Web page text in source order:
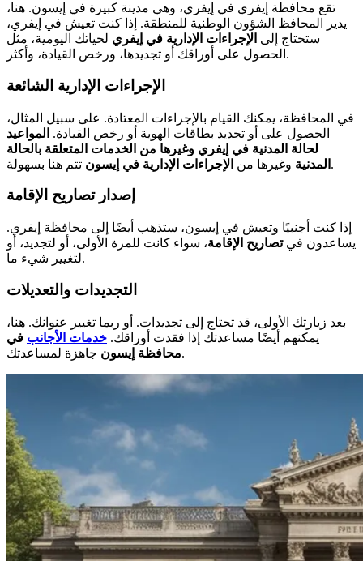
تقع محافظة إيفري في إيفري، وهي مدينة كبيرة في إيسون. هنا،
يدير المحافظ الشؤون الوطنية للمنطقة. إذا كنت تعيش في إيفري،
ستحتاج إلى الإجراءات الإدارية في إيفري لحياتك اليومية، مثل
الحصول على أوراقك أو تجديدها، ورخص القيادة، وأكثر.
الإجراءات الإدارية الشائعة
في المحافظة، يمكنك القيام بالإجراءات المعتادة. على سبيل المثال،
الحصول على أو تجديد بطاقات الهوية أو رخص القيادة. المواعيد
لحالة المدنية في إيفري وغيرها من الخدمات المتعلقة بالحالة
المدنية وغيرها من الإجراءات الإدارية في إيسون تتم هنا بسهولة.
إصدار تصاريح الإقامة
إذا كنت أجنبيًا وتعيش في إيسون، ستذهب أيضًا إلى محافظة إيفري.
يساعدون فيتصاريح الإقامة، سواء كانت للمرة الأولى، أو لتجديد، أو
لتغيير شيء ما.
التجديدات والتعديلات
بعد زيارتك الأولى، قد تحتاج إلى تجديدات. أو ربما تغيير عنوانك. هنا،
يمكنهم أيضًا مساعدتك إذا فقدت أوراقك. خدمات الأجانب في
محافظة إيسونجاهزة لمساعدتك.